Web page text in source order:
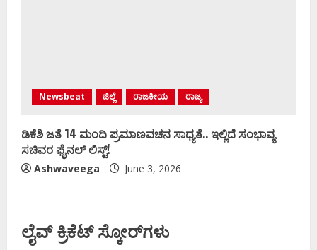
Newsbeat ಜಿಲ್ಲೆ ರಾಜಕೀಯ ರಾಜ್ಯ
ಡಿಕೆಶಿ ಜತೆ 14 ಮಂದಿ ಪ್ರಮಾಣವಚನ ಸಾಧ್ಯತೆ.. ಇಲ್ಲಿದೆ ಸಂಭಾವ್ಯ
ಸಚಿವರ ಫೈನಲ್ ಲಿಸ್ಟ್‌!
Ashwaveega June 3, 2026
ಲೈವ್ ಕ್ರಿಕೆಟ್ ಸ್ಕೋರ್‌ಗಳು